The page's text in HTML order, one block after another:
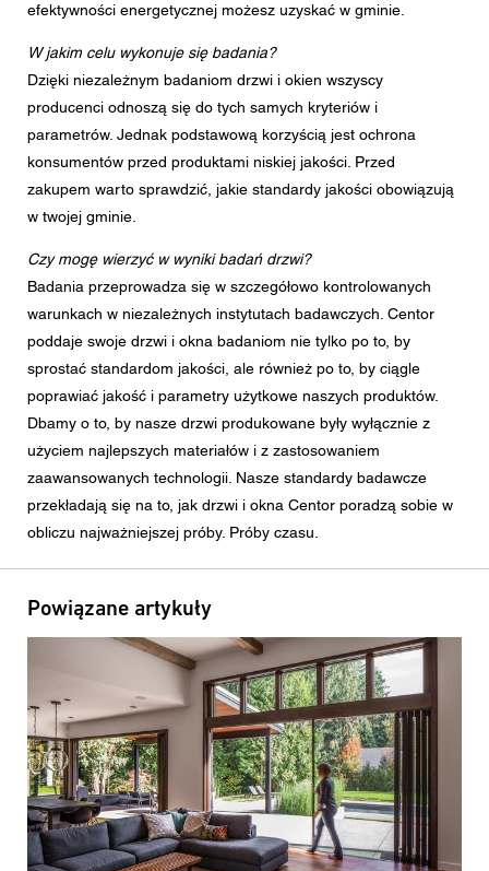
efektywności energetycznej możesz uzyskać w gminie.
W jakim celu wykonuje się badania?
Dzięki niezależnym badaniom drzwi i okien wszyscy
producenci odnoszą się do tych samych kryteriów i
parametrów. Jednak podstawową korzyścią jest ochrona
konsumentów przed produktami niskiej jakości. Przed
zakupem warto sprawdzić, jakie standardy jakości obowiązują
w twojej gminie.
Czy mogę wierzyć w wyniki badań drzwi?
Badania przeprowadza się w szczegółowo kontrolowanych
warunkach w niezależnych instytutach badawczych. Centor
poddaje swoje drzwi i okna badaniom nie tylko po to, by
sprostać standardom jakości, ale również po to, by ciągle
poprawiać jakość i parametry użytkowe naszych produktów.
Dbamy o to, by nasze drzwi produkowane były wyłącznie z
użyciem najlepszych materiałów i z zastosowaniem
zaawansowanych technologii. Nasze standardy badawcze
przekładają się na to, jak drzwi i okna Centor poradzą sobie w
obliczu najważniejszej próby. Próby czasu.
Powiązane artykuły